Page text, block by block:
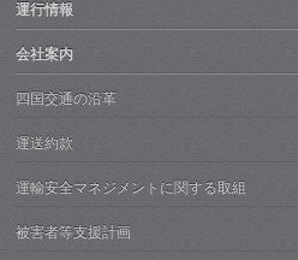
運行情報
会社案内
四国交通の沿革
運送約款
運輸安全マネジメントに関する取組
被害者等支援計画